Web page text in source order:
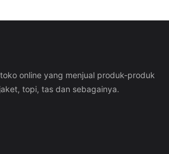
online yang menjual produk-produk
topi, tas dan sebagainya.